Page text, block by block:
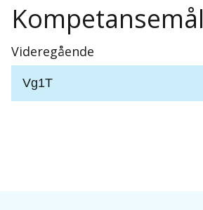
Kompetansemål
Videregående
Vg1T